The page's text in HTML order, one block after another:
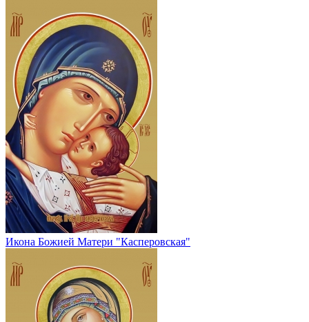
Икона Божией Матери "Касперовская"